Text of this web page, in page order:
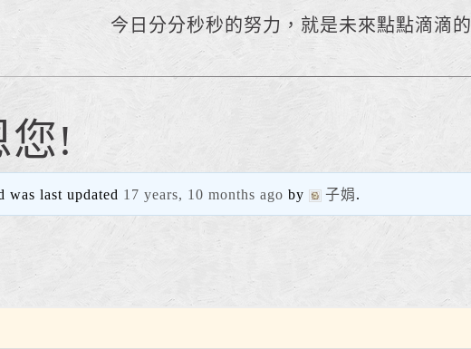
今日分分秒秒的努力，就是未來點點滴滴的
您!
last updated 17 years, 10 months ago by 子娟.